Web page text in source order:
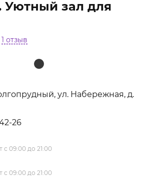
зал для
1 отзыв
ул. Набережная, д.
26
с 09:00 до 21:00
с 09:00 до 21:00